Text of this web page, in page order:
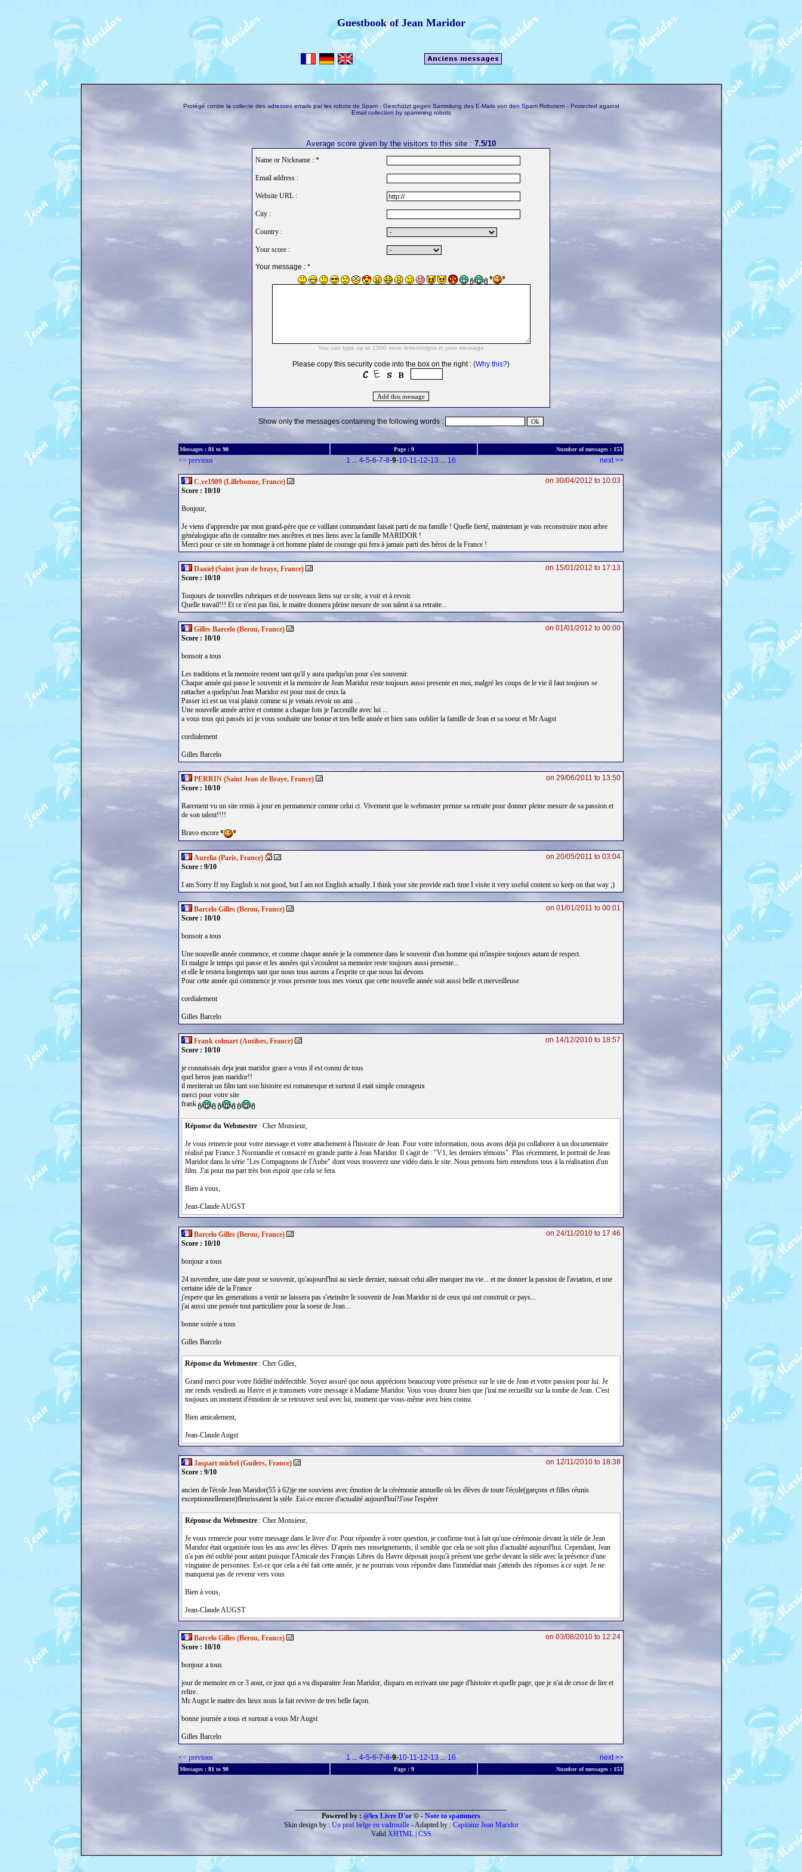
Guestbook of Jean Maridor
Protégé contre la collecte des adresses emails par les robots de Spam - Geschützt gegen Sammlung des E-Mails von den Spam Robotern - Protected against
Email collection by spamming robots
Average score given by the visitors to this site : 7.5/10
Name or Nickname : *
Email address :
Website URL :
City :
Country :
Your score :
Your message : *
Please copy this security code into the box on the right : (Why this?)
Show only the messages containing the following words :
Messages : 81 to 90 Page : 9 Number of messages : 153
<< previous 1 ... 4-5-6-7-8-9-10-11-12-13 ... 16 next >>
C.ve1989 (Lillebonne, France)
on 30/04/2012 to 10:03
Score : 10/10
Bonjour,
Je viens d'apprendre par mon grand-père que ce vaillant commandant faisait parti de ma famille ! Quelle fierté, maintenant je vais reconstruire mon arbre
généalogique afin de connaître mes ancêtres et mes liens avec la famille MARIDOR !
Merci pour ce site en hommage à cet homme plaint de courage qui fera à jamais parti des héros de la France !
Daniel (Saint jean de braye, France)
on 15/01/2012 to 17:13
Score : 10/10
Toujours de nouvelles rubriques et de nouveaux liens sur ce site, a voir et à revoir.
Quelle travail!!! Et ce n'est pas fini, le maitre donnera pleine mesure de son talent à sa retraite...
Gilles Barcelo (Berou, France)
on 01/01/2012 to 00:00
Score : 10/10
bonsoir a tous
Les traditions et la memoire restent tant qu'il y aura quelqu'un pour s'en souvenir.
Chaque année qui passe le souvenir et la memoire de Jean Maridor reste toujours aussi presente en moi, malgré les coups de le vie il faut toujours se
rattacher a quelqu'un Jean Maridor est pour moi de ceux la
Passer ici est un vrai plaisir comme si je venais revoir un ami ...
Une nouvelle année arrive et comme a chaque fois je l'acceuille avec lui ...
a vous tous qui passés ici je vous souhaite une bonne et tres belle année et bien sans oublier la famille de Jean et sa soeur et Mr Augst
cordialement
Gilles Barcelo
PERRIN (Saint Jean de Braye, France)
on 29/06/2011 to 13:50
Score : 10/10
Rarement vu un site remis à jour en permanence comme celui ci. Vivement que le webmaster prenne sa retraite pour donner pleine mesure de sa passion et
de son talent!!!!
Bravo encore
Aurelia (Paris, France)
on 20/05/2011 to 03:04
Score : 9/10
I am Sorry If my English is not good, but I am not English actually. I think your site provide each time I visite it very useful content so keep on that way ;)
Barcelo Gilles (Berou, France)
on 01/01/2011 to 00:01
Score : 10/10
bonsoir a tous
Une nouvelle année commence, et comme chaque année je la commence dans le souvenir d'un homme qui m'inspire toujours autant de respect.
Et malgre le temps qui passe et les années qui s'ecoulent sa memoire reste toujours aussi presente...
et elle le restera longtemps tant que nous tous aurons a l'esprite ce que nous lui devons
Pour cette année qui commence je vous presente tous mes voeux que cette nouvelle année soit aussi belle et merveilleuse
cordialement
Gilles Barcelo
Frank colmart (Antibes, France)
on 14/12/2010 to 18:57
Score : 10/10
je connaissais deja jean maridor grace a vous il est connu de tous
quel heros jean maridor!!
il meriterait un film tant son histoire est romanesque et surtout il etait simple courageux
merci pour votre site
frank
Réponse du Webmestre : Cher Monsieur,
Je vous remercie pour votre message et votre attachement à l'histoire de Jean. Pour votre information, nous avons déjà pu collaborer à un documentaire
réalisé par France 3 Normandie et consacré en grande partie à Jean Maridor. Il s'agit de : "V1, les derniers témoins". Plus récemment, le portrait de Jean
Maridor dans la série "Les Compagnons de l'Aube" dont vous trouverez une vidéo dans le site. Nous pensons bien entendons tous à la réalisation d'un
film. J'ai pour ma part très bon espoir que cela se fera.
Bien à vous,
Jean-Claude AUGST
Barcelo Gilles (Berou, France)
on 24/11/2010 to 17:46
Score : 10/10
bonjour a tous
24 novembre, une date pour se souvenir, qu'aujourd'hui au siecle dernier, naissait celui aller marquer ma vie... et me donner la passion de l'aviation, et une
certaine idée de la France
j'espere que les generations a venir ne laissera pas s'eteindre le souvenir de Jean Maridor ni de ceux qui ont construit ce pays...
j'ai aussi une pensée tout particuliere pour la soeur de Jean...
bonne soirée a tous
Gilles Barcelo
Réponse du Webmestre : Cher Gilles,
Grand merci pour votre fidélité indéfectible. Soyez assuré que nous apprécions beaucoup votre présence sur le site de Jean et votre passion pour lui. Je
me rends vendredi au Havre et je transmets votre message à Madame Maridor. Vous vous doutez bien que j'irai me recueillir sur la tombe de Jean. C'est
toujours un moment d'émotion de se retrouver seul avec lui, moment que vous-même avez bien connu.
Bien amicalement,
Jean-Claude Augst
Jaspart michel (Guilers, France)
on 12/11/2010 to 18:38
Score : 9/10
ancien de l'école Jean Maridor(55 à 62)je me souviens avec émotion de la cérémonie annuelle où les élèves de toute l'école(garçons et filles réunis
exceptionnellement)fleurissaient la stèle .Est-ce encore d'actualité aujourd'hui?J'ose l'espérer
Réponse du Webmestre : Cher Monsieur,
Je vous remercie pour votre message dans le livre d'or. Pour répondre à votre question, je confirme tout à fait qu'une cérémonie devant la stèle de Jean
Maridor était organisée tous les ans avec les élèves. D'après mes renseignements, il semble que cela ne soit plus d'actualité aujourd'hui. Cependant, Jean
n'a pas été oublié pour autant puisque l'Amicale des Français Libres du Havre déposait jusqu'à présent une gerbe devant la stèle avec la présence d'une
vingtaine de personnes. Est-ce que cela a été fait cette année, je ne pourrais vous répondre dans l'immédiat mais j'attends des réponses à ce sujet. Je ne
manquerai pas de revenir vers vous.
Bien à vous,
Jean-Claude AUGST
Barcelo Gilles (Berou, France)
on 03/08/2010 to 12:24
Score : 10/10
bonjour a tous
jour de memoire en ce 3 aout, ce jour qui a vu disparaitre Jean Maridor, disparu en ecrivant une page d'histoire et quelle page, que je n'ai de cesse de lire et
relire.
Mr Augst le maitre des lieux nous la fait revivre de tres belle façon.
bonne journée a tous et surtout a vous Mr Augst
Gilles Barcelo
<< previous 1 ...4-5-6-7-8-9-10-11-12-13...16 next >>
Messages : 81 to 90 Page : 9 Number of messages : 153
Powered by : @lex Livre D'or © - Note to spammers
Skin design by : Un prof belge en vadrouille- Adapted by : Capitaine Jean Maridor
Valid XHTML| CSS